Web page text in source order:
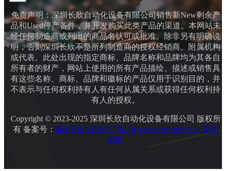
免责声明：深圳长欣自动化设备有限公司销售新New剩余产
品和Used停产备件，并开发购买此类产品的渠道。本网站未
经任何制造商或列出的商品名认可或批准。除非另有明确说
明，否则深圳长欣不是所列制造商的授权经销商、附属机构
或代表。此处出现的指定商标、品牌名称和品牌均为其各自
所有者的财产，网站上使用的所有产品描绘、描述或销售具
有这些名称、商标、品牌和徽标的产品仅用于识别目的，并
不表示与任何权利持有人有任何从属关系或获得任何权利持
有人的授权。
Copyright © 2023-2025 深圳长欣自动化设备有限公司 版权所
有 备案号： 粤ICP备19020277号-16 www.cxdcsplc.com 深圳
长欣